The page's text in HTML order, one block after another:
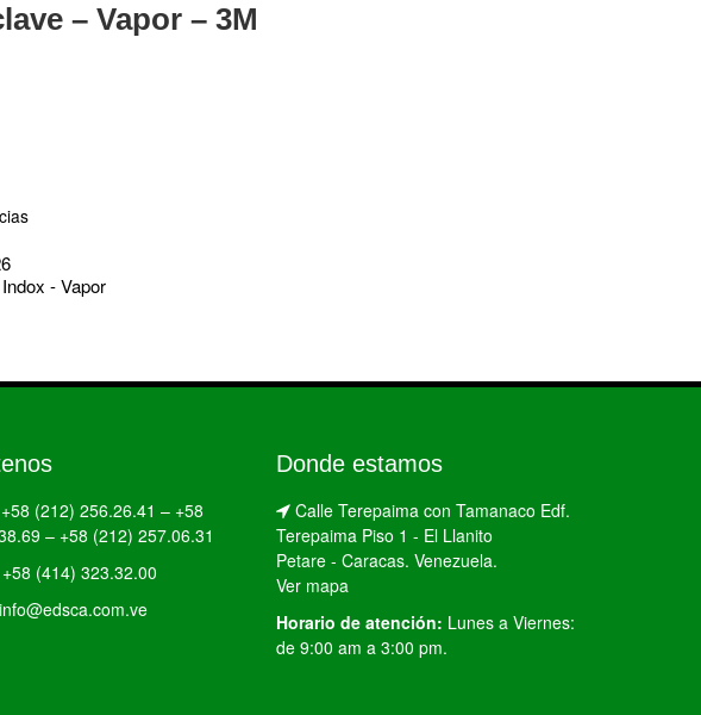
– Vapor – 3M
Indox - Vapor
+58 (212) 256.26.41 – +58
– +58 (212) 257.06.31
+58 (414) 323.32.00
info@edsca.com.ve
Donde estamos
Calle Terepaima con Tamanaco Edf.
Terepaima Piso 1 - El Llanito
Petare - Caracas. Venezuela.
Ver mapa
Horario de atención: Lunes a Viernes:
de 9:00 am a 3:00 pm.